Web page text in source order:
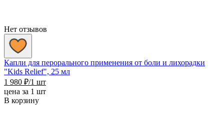
Нет отзывов
Капли для перорального применения от боли и лихорадки
"Kids Relief", 25 мл
1 980 ₽/1 шт
цена за 1 шт
В корзину